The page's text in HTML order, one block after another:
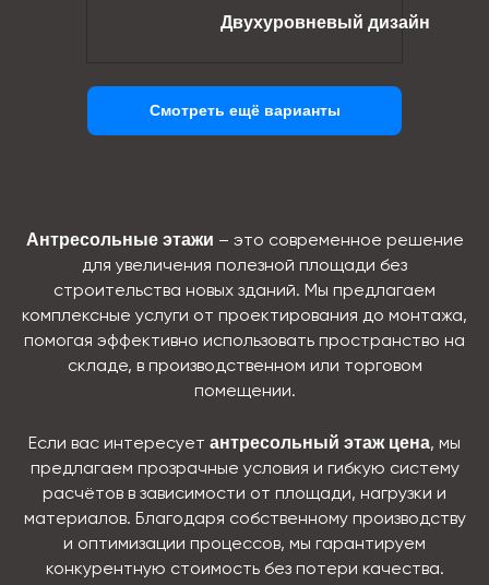
Двухуровневый дизайн
Смотреть ещё варианты
Антресольные этажи – это современное решение
для увеличения полезной площади без
строительства новых зданий. Мы предлагаем
комплексные услуги от проектирования до монтажа,
помогая эффективно использовать пространство на
складе, в производственном или торговом
помещении.
Если вас интересует антресольный этаж цена, мы
предлагаем прозрачные условия и гибкую систему
расчётов в зависимости от площади, нагрузки и
материалов. Благодаря собственному производству
и оптимизации процессов, мы гарантируем
конкурентную стоимость без потери качества.